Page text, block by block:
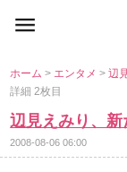
ホーム> エンタメ>辺
詳細 2枚目
辺見えみり、
2008-08-06 06:00